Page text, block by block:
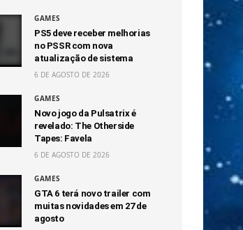
GAMES
PS5 deve receber melhorias
no PSSR com nova
atualização de sistema
6 DE AGOSTO DE 2026
GAMES
Novo jogo da Pulsatrix é
revelado: The Otherside
Tapes: Favela
6 DE AGOSTO DE 2026
GAMES
GTA 6 terá novo trailer com
muitas novidades em 27 de
agosto